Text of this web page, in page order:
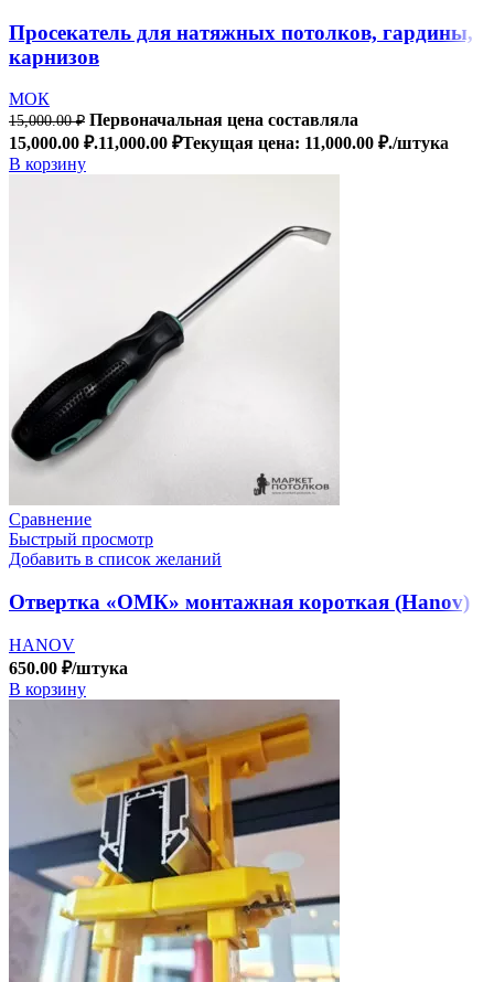
Просекатель для натяжных потолков, гардины,
карнизов
МОК
15,000.00₽ Первоначальная цена составляла
15,000.00 ₽.11,000.00 ₽Текущая цена: 11,000.00 ₽./штука
В корзину
Сравнение
Быстрый просмотр
Добавить в список желаний
Отвертка «ОМК» монтажная короткая (Hanov)
HANOV
650.00 ₽/штука
В корзину